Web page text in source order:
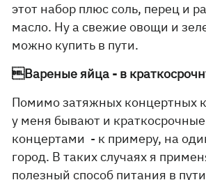
этот набор плюс соль, перец и
масло. Ну а свежие овощи и
можно купить в пути.
Вареные яйца - в
Помимо затяжных концертных
у меня бывают и
концертами - к примеру, на
город. В таких случаях я
полезный способ питания в